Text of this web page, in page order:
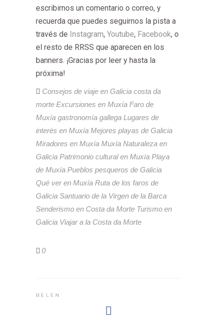
escribirnos un comentario o correo, y
recuerda que puedes seguirnos la pista a
través de Instagram, Youtube, Facebook, o
el resto de RRSS que aparecen en los
banners. ¡Gracias por leer y hasta la
próxima!
Consejos de viaje en Galicia costa da
morte Excursiones en Muxía Faro de
Muxía gastronomía gallega Lugares de
interés en Muxía Mejores playas de Galicia
Miradores en Muxía Muxía Naturaleza en
Galicia Patrimonio cultural en Muxía Playa
de Muxía Pueblos pesqueros de Galicia
Qué ver en Muxía Ruta de los faros de
Galicia Santuario de la Virgen de la Barca
Senderismo en Costa da Morte Turismo en
Galicia Viajar a la Costa da Morte
0
BELEN